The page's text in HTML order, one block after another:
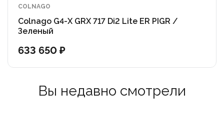
Оснащена четырьмя точками крепления для
флягодержателей и небольших сумок, что делает ее
подходящей для длительных поездок.
Геометрия стала более агрессивной по сравнению с
G3-X: рич (reach) немного увеличился, а рулевой
управления.
COLNAGO
Colnago G4-X GRX 717 Di2 Lite ER PIGR /
Зеленый
633 650 ₽
Вы недавно смотрели